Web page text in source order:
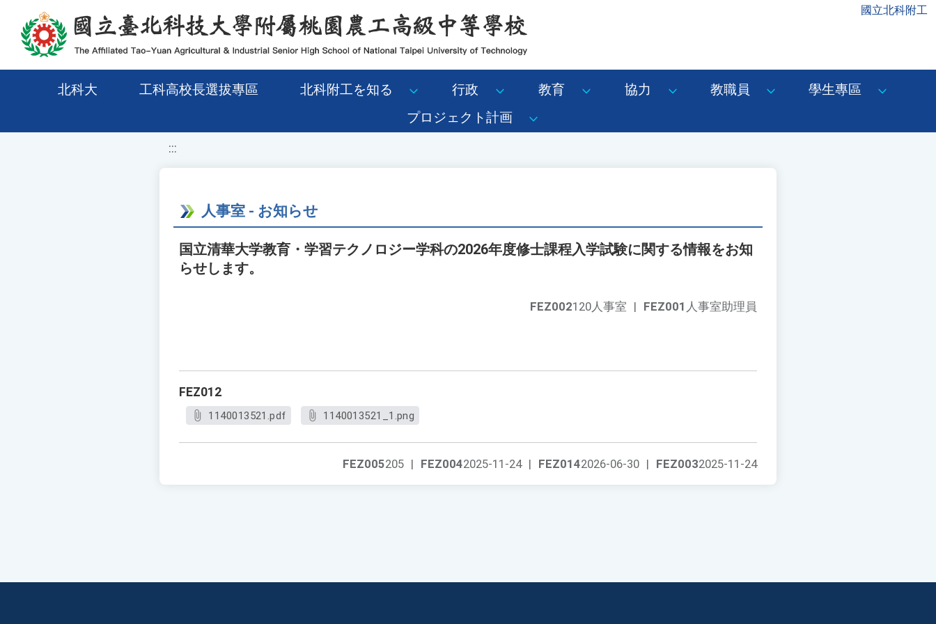
移至網頁之主要內容區位置 國立北科附工
北科大 工科高校長選拔專區 北科附工を知る 行政 教育 協力 教職員
學生專區
プロジェクト計画
:::
人事室 - お知らせ
国立清華大学教育・学習テクノロジー学科の2026年度修士課程入学試験に関する情報をお知
らせします。
FEZ001 人事室助理員
FEZ002120人事室 |
FEZ012
1140013521.pdf 1140013521_1.png
FEZ0032025-11-24
FEZ0142026-06-30 |
FEZ0042025-11-24 |
FEZ005205 |